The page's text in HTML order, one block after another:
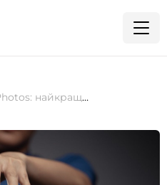
Топ-7 альтернатив Google Photos: найкращі хмарні та локальні сховища